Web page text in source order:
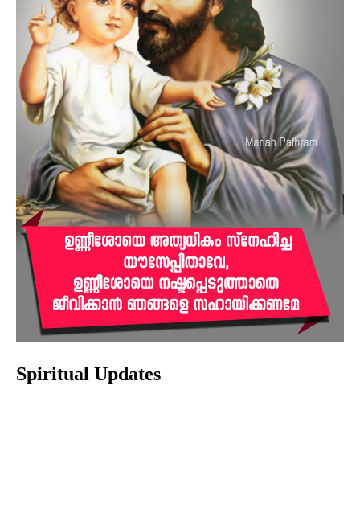
Spiritual Updates